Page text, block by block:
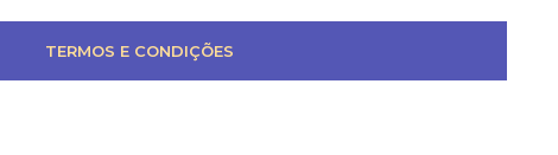
TERMOS E CONDIÇÕES